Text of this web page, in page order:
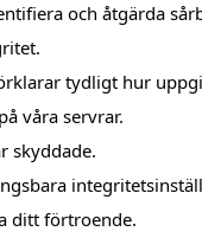
och åtgärda
tydligt hur
våra servrar.
skyddade.
ditt förtroende.